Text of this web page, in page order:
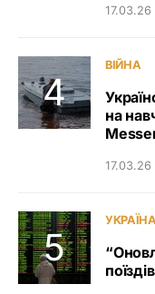
17.03.26
ВІЙНА
на
17.03.26
УКРАЇНА